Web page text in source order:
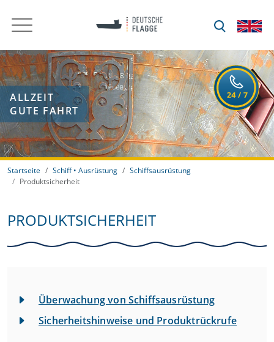
ALLZEIT
GUTE FAHRT
Startseite Schiff • Ausrüstung
Schiffsausrüstung
Produktsicherheit
PRODUKTSICHERHEIT
Überwachung von Schiffsausrüstung
Sicherheitshinweise und Produktrückrufe